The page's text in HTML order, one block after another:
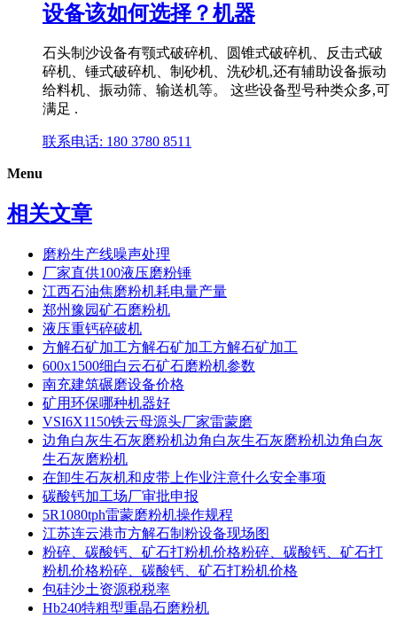
设备该如何选择？机器
石头制沙设备有颚式破碎机、圆锥式破碎机、反击式破
碎机、锤式破碎机、制砂机、洗砂机,还有辅助设备振动
给料机、振动筛、输送机等。 这些设备型号种类众多,可
满足 .
联系电话: 180 3780 8511
Menu
相关文章
磨粉生产线噪声处理
厂家直供100液压磨粉锤
江西石油焦磨粉机耗电量产量
郑州豫园矿石磨粉机
液压重钙碎破机
方解石矿加工方解石矿加工方解石矿加工
600x1500细白云石矿石磨粉机参数
南充建筑碾磨设备价格
矿用环保哪种机器好
VSI6X1150铁云母源头厂家雷蒙磨
边角白灰生石灰磨粉机边角白灰生石灰磨粉机边角白灰
生石灰磨粉机
在卸生石灰机和皮带上作业注意什么安全事项
碳酸钙加工场厂审批申报
5R1080tph雷蒙磨粉机操作规程
江苏连云港市方解石制粉设备现场图
粉碎、碳酸钙、矿石打粉机价格粉碎、碳酸钙、矿石打
粉机价格粉碎、碳酸钙、矿石打粉机价格
包硅沙土资源税税率
Hb240特粗型重晶石磨粉机